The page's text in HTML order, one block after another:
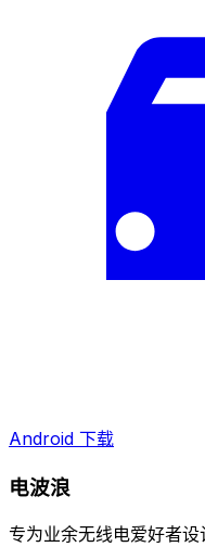
Android 下载
电波浪
专为业余无线电爱好者